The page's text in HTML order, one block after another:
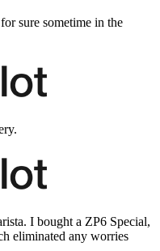
sure sometime in the
I bought a ZP6 Special,
eliminated any worries